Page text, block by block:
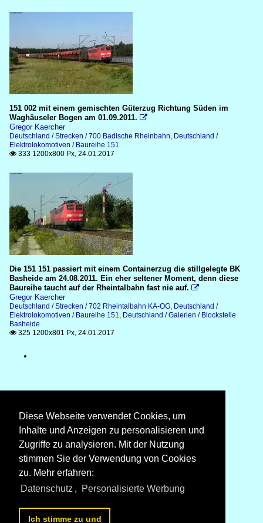
151 002 mit einem gemischten Güterzug Richtung Süden im
Waghäuseler Bogen am 01.09.2011. 
Gregor Kaercher
Deutschland / Strecken / 700 Badische Rheinbahn, Deutschland /
Elektrolokomotiven / Baureihe 151
 333 1200x800 Px, 24.01.2017
Die 151 151 passiert mit einem Containerzug die stillgelegte BK
Basheide am 24.08.2011. Ein eher seltener Moment, denn diese
Baureihe taucht auf der Rheintalbahn fast nie auf. 
Gregor Kaercher
Deutschland / Strecken / 702 Rheintalbahn KA-OG, Deutschland /
Elektrolokomotiven / Baureihe 151, Deutschland / Galerien / Blockstelle
Basheide
 325 1200x801 Px, 24.01.2017
Diese Webseite verwendet Cookies, um
Inhalte und Anzeigen zu personalisieren und
Zugriffe zu analysieren. Mit der Nutzung
stimmen Sie der Verwendung von Cookies
zu. Mehr erfahren:
Datenschutz , Personalisierte Werbung
Ich stimme zu und